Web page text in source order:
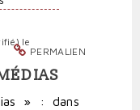
PERMALIEN
le
» : dans